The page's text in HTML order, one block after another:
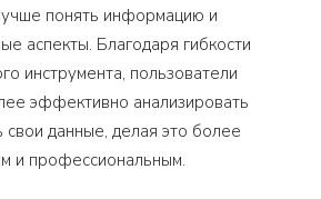
понять информацию и
аспекты. Благодаря гибкости
инструмента, пользователи
эффективно анализировать
свои данные, делая это более
и профессиональным.